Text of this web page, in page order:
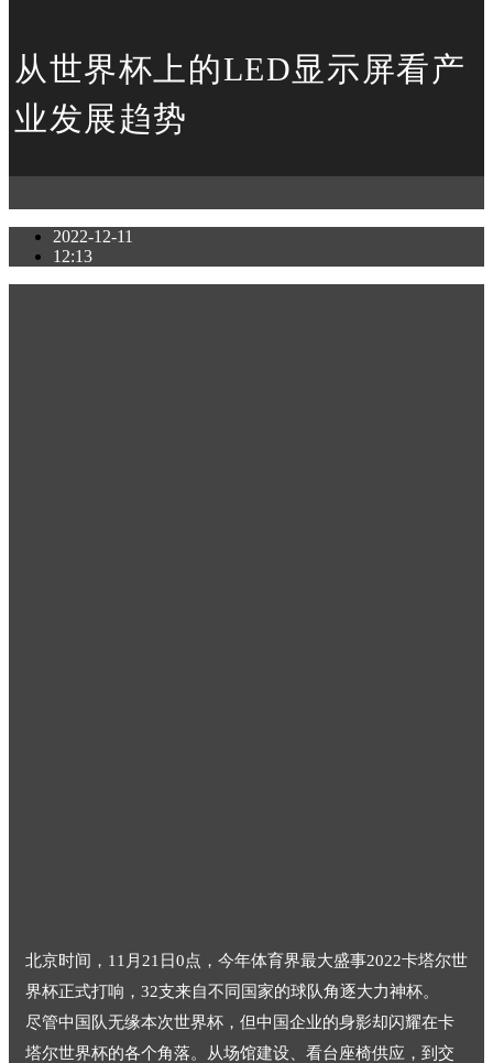
从世界杯上的LED显示屏看产
业发展趋势
2022-12-11
12:13
北京时间，11月21日0点，今年体育界最大盛事2022卡塔尔世
界杯正式打响，32支来自不同国家的球队角逐大力神杯。
尽管中国队无缘本次世界杯，但中国企业的身影却闪耀在卡
塔尔世界杯的各个角落。从场馆建设、看台座椅供应，到交